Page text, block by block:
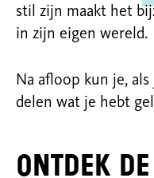
stil zijn maakt het
in zijn eigen wereld.
Na afloop kun je,
delen wat je hebt
Ontdek